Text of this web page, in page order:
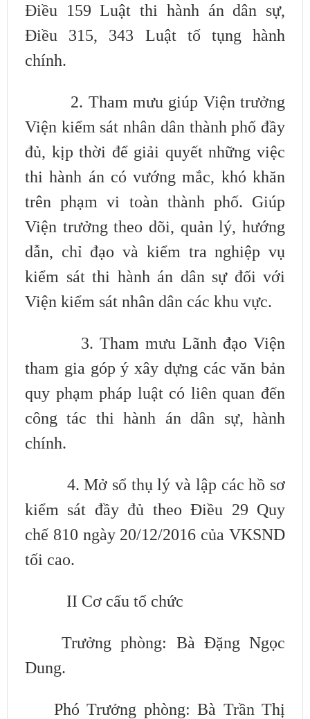
Điều 159 Luật thi hành án dân sự,
Điều 315, 343 Luật tố tụng hành
chính.
2. Tham mưu giúp Viện trưởng
Viện kiểm sát nhân dân thành phố đầy
đủ, kịpthời để giải quyết những việc
thi hành án có vướng mắc, khó khăn
trên phạm vi toàn thành phố. Giúp
Viện trưởng theo dõi, quản lý, hướng
dẫn, chỉ đạo và kiểm tranghiệp vụ
kiểm sát thi hành án dân sự đối với
Viện kiểm sát nhân dân các khu vực.
3. Tham mưu Lãnh đạo Viện
tham gia góp ý xây dựng các văn bản
quy phạm pháp luật có liên quan đến
công tác thi hành án dân sự, hành
chính.
4. Mở sổ thụ lý và lập các hồ sơ
kiểm sát đầy đủ theo Điều 29 Quy
chế 810 ngày 20/12/2016 của VKSND
tối cao.
II Cơ cấu tổ chức
Trưởng phòng: Bà Đặng Ngọc
Dung.
Phó Trưởng phòng: Bà Trần Thị